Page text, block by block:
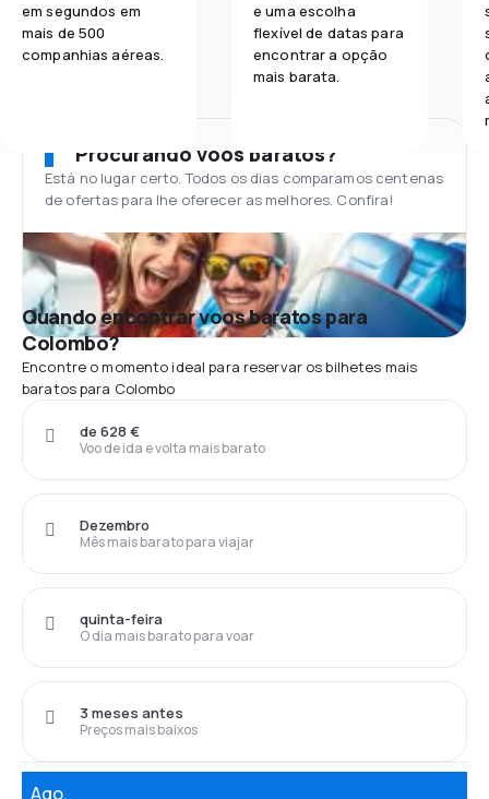
em segundos em
mais de 500
companhias aéreas.
e uma escolha
flexível de datas para
encontrar a opção
mais barata.
Procurando voos baratos?
Está no lugar certo. Todos os dias comparamos centenas
de ofertas para lhe oferecer as melhores. Confira!
Quando encontrar voos baratos para
Colombo?
Encontre o momento ideal para reservar os bilhetes mais
baratos para Colombo
Voo de ida e volta mais barato
de 628 €
Mês mais barato para viajar
Dezembro
O dia mais barato para voar
quinta-feira
Preços mais baixos
3 meses antes
Ago.